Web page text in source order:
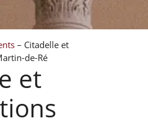
– Citadelle et
de-Ré
et